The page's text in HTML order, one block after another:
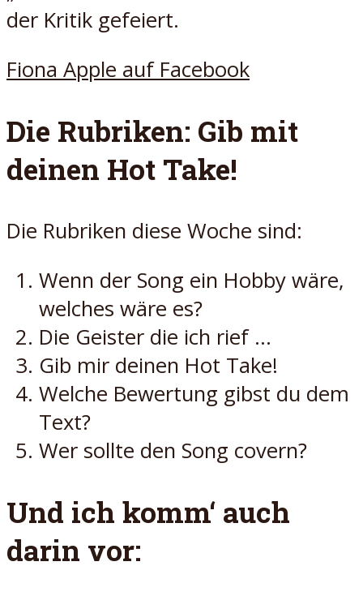
der Kritik gefeiert.
Fiona Apple auf Facebook
Die Rubriken: Gib mit
deinen Hot Take!
Die Rubriken diese Woche sind:
Wenn der Song ein Hobby wäre,
welches wäre es?
Die Geister die ich rief …
Gib mir deinen Hot Take!
Welche Bewertung gibst du dem
Text?
Wer sollte den Song covern?
Und ich komm‘ auch
darin vor: